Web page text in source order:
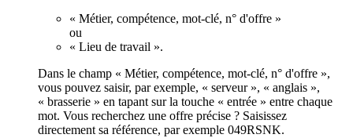
« Métier, compétence, mot-clé, n° d'offre »
ou
« Lieu de travail ».
Dans le champ « Métier, compétence, mot-clé, n° d'offre »,
vous pouvez saisir, par exemple, « serveur », « anglais »,
« brasserie » en tapant sur la touche « entrée » entre chaque
mot. Vous recherchez une offre précise ? Saisissez
directement sa référence, par exemple 049RSNK.